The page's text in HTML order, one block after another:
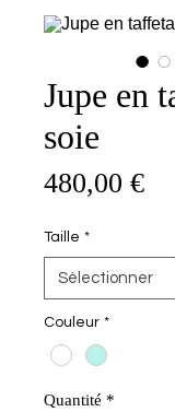
Jupe en
soie
480,00 €Prix
Taille *
Couleur *
Quantité *